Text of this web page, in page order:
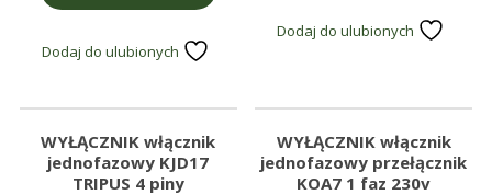
Dodaj do ulubionych
Dodaj do ulubionych
WYŁĄCZNIK włącznik
jednofazowy KJD17
TRIPUS 4 piny
WYŁĄCZNIK włącznik
jednofazowy przełącznik
KOA7 1 faz 230v